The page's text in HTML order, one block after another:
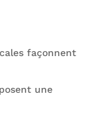
façonnent
une